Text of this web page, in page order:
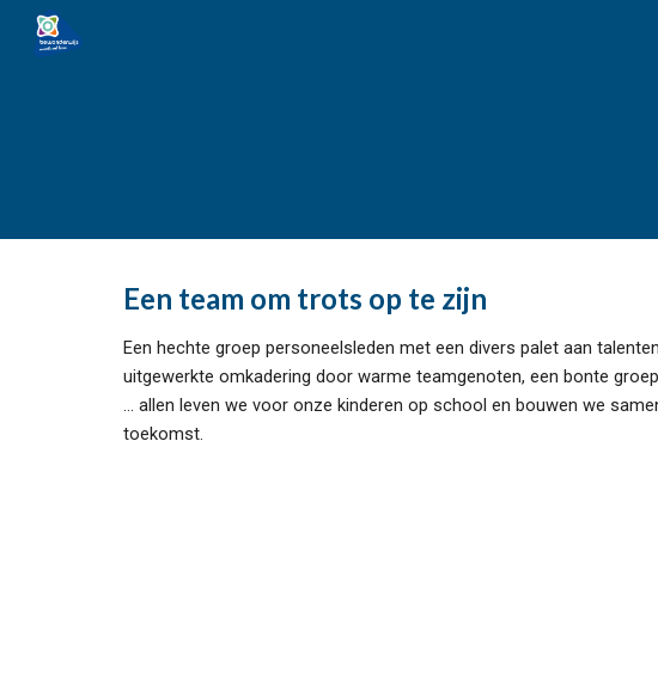
Een team om trots op te zijn
Een hechte groep personeelsleden met een divers palet aan
uitgewerkte omkadering door warme teamgenoten, een bonte
… allen leven we voor onze kinderen op school en bouwen we
toekomst.